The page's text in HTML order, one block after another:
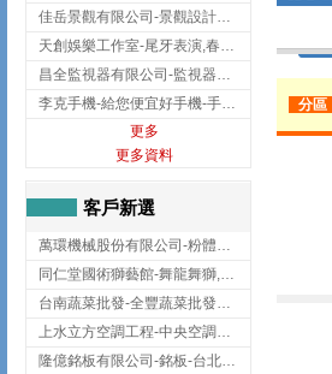
佳岳景觀有限公司-景觀設計公司,台北景觀設計,台北景觀工程,中山區景觀設計
天創娛樂工作室-尾牙表演,春酒表演,板橋尾牙表演
昌全監視器有限公司-監視器安裝,高雄監視器安裝,鳳山區監視器安裝
李克手機-給您便宜好手機-手機收購,屏東手機收購
更多
更多資料
客戶新選
萬環機械股份有限公司-粉體塗裝設備,輸送機,輸送機設備,台南輸送機
同仁堂國術獅藝館-舞龍舞獅,台中舞龍舞獅
台南蔬菜批發-全豐蔬菜批發專送/台南蔬菜箱宅配到府
上水立方空調工程-中央空調規劃,台北中央空調規劃
隆億銘板有限公司-銘板-台北銘板-板橋銘板
分區